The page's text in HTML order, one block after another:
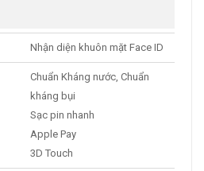
Nhận diện khuôn mặt Face ID
Chuẩn Kháng nước, Chuẩn
kháng bụi
Sạc pin nhanh
Apple Pay
3D Touch